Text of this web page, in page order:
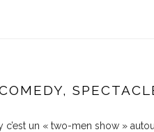
c’est un « two-men show »